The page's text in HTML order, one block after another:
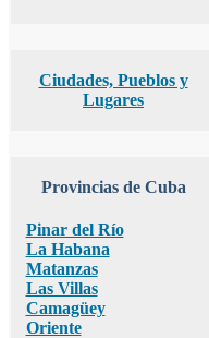
Ciudades, Pueblos y
Lugares
Provincias de Cuba
Pinar del Río
La Habana
Matanzas
Las Villas
Camagüey
Oriente